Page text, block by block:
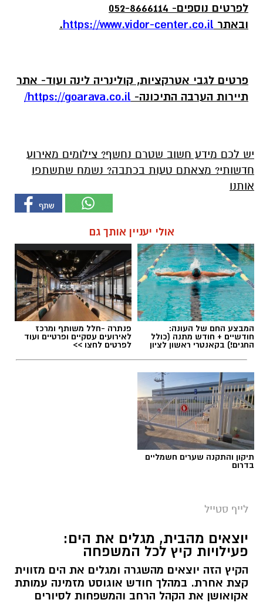
לפרטים נוספים- 052-8666114
ובאתר https://www.vidor-center.co.il
.
פרטים לגבי אטרקציות, קולינריה לינה ועוד- אתר
תיירות הערבה התיכונה- https://goarava.co.il/
יש לכם מידע חשוב שטרם נחשף? צילומים מאירוע
חדשותי? מצאתם טעות בכתבה? נשמח שתשתפו
אותנו
אולי יעניין אותך גם
המבצע החם של העונה:
חודשיים + חודש מתנה (כולל
החגים!) בקאנטרי ראשון לציון
פנתרה -חלל משותף ומרכז
לאירועים עסקיים ופרטיים ועוד
לפרטים לחצו >>
תיקון והתקנה שערים חשמליים
בדרום
לייף סטייל
יוצאים מהבית, מגלים את הים:
פעילויות קיץ לכל המשפחה
הקיץ הזה יוצאים מהשגרה ומגלים את הים מזווית
קצת אחרת. במהלך חודש אוגוסט מזמינה עמותת
אקואושן את הקהל הרחב והמשפחות לסיורים